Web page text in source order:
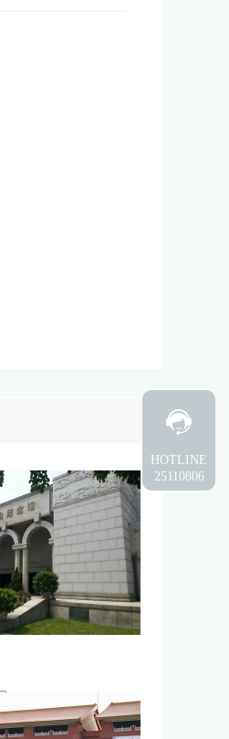
HOTLINE
25110806